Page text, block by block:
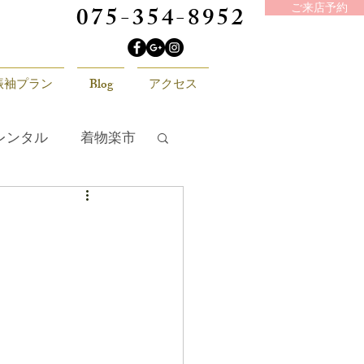
075-354-8952 ご来店予約
プラン Blog アクセス
ンタル 着物楽市